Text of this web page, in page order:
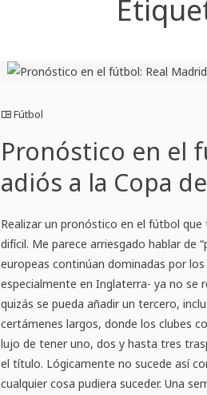
Fútbol
Pronóstico en el
adiós a la Copa
Realizar un pronóstico en el fútbol
difícil. Me parece arriesgado hablar de
europeas continúan dominadas por
especialmente en Inglaterra- ya no se
quizás se pueda añadir un tercero,
certámenes largos, donde los clubes
lujo de tener uno, dos y hasta tres
el título. Lógicamente no sucede así
cualquier cosa pudiera suceder. Una